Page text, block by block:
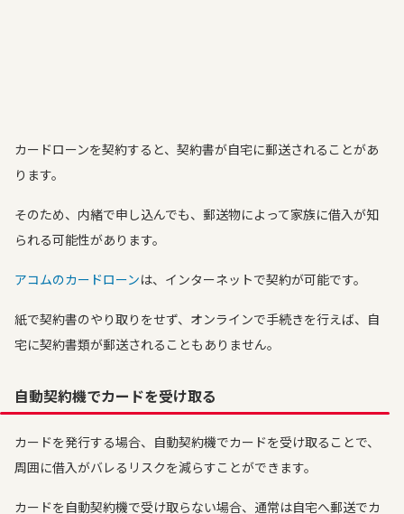
カードローンを契約すると、契約書が自宅に郵送されることがあ
ります。
そのため、内緒で申し込んでも、郵送物によって家族に借入が知
られる可能性があります。
アコムのカードローンは、インターネットで契約が可能です。
紙で契約書のやり取りをせず、オンラインで手続きを行えば、自
宅に契約書類が郵送されることもありません。
自動契約機でカードを受け取る
カードを発行する場合、自動契約機でカードを受け取ることで、
周囲に借入がバレるリスクを減らすことができます。
カードを自動契約機で受け取らない場合、通常は自宅へ郵送でカ